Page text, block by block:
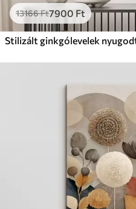
Tól24810Ft
✓Élénk, gazdag színek
✓Fakulásálló
Környezetbarát anyag
13166Ft7900 Ft